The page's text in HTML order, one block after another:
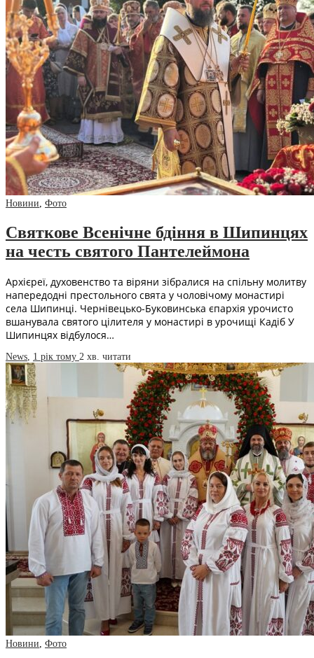
Новини Фото
Святкове Всенічне бдіння в Шипинцях
на честь святого Пантелеймона
Архієреї, духовенство та віряни зібралися на спільну молитву
напередодні престольного свята у чоловічому монастирі
села Шипинці. Чернівецько-Буковинська єпархія урочисто
вшанувала святого цілителя у монастирі в урочищі Кадіб У
Шипинцях відбулося…
News 1 рік тому 2 хв. читати
Новини Фото